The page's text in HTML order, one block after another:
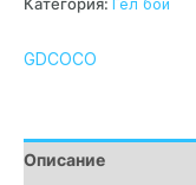
Категория: Гел бои
GDCOCO
Описание